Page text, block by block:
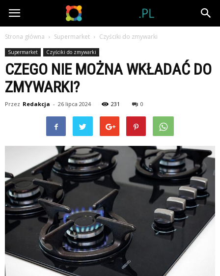
Tubator.pl
Strona główna Supermarket Czyściki do zmywarki
Supermarket Czyściki do zmywarki
CZEGO NIE MOŻNA WKŁADAĆ DO
ZMYWARKI?
Przez Redakcja - 26 lipca 2024 231 0